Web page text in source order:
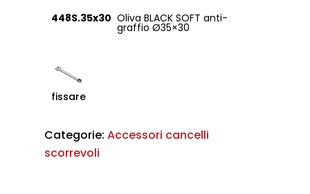
448S.35x30 Oliva BLACK SOFT anti-
graffio Ø35×30
fissare
Categorie: Accessori cancelli
scorrevoli